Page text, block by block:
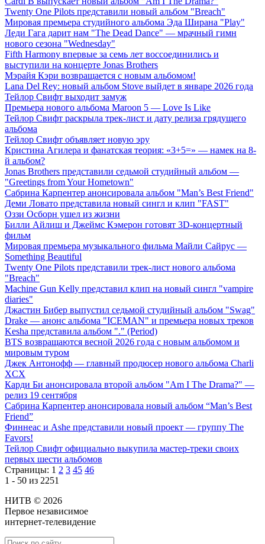
Twenty One Pilots представили новый альбом "Breach"
Мировая премьера студийного альбома Эда Ширана "Play"
Леди Гага дарит нам "The Dead Dance" — мрачный гимн
нового сезона "Wednesday"
Fifth Harmony впервые за семь лет воссоединились и
выступили на концерте Jonas Brothers
Мэрайя Кэри возвращается с новым альбомом!
Lana Del Rey: новый альбом Stove выйдет в январе 2026 года
Тейлор Свифт выходит замуж
Премьера нового альбома Maroon 5 — Love Is Like
Тейлор Свифт раскрыла трек-лист и дату релиза грядущего
альбома
Тейлор Свифт объявляет новую эру
Кристина Агилера и фанатская теория: «3+5=» — намек на 8-
й альбом?
Jonas Brothers представили седьмой студийный альбом —
"Greetings from Your Hometown"
Сабрина Карпентер анонсировала альбом "Man’s Best Friend"
Деми Ловато представила новый сингл и клип "FAST"
Оззи Осборн ушел из жизни
Билли Айлиш и Джеймс Кэмерон готовят 3D-концертный
фильм
Мировая премьера музыкального фильма Майли Сайрус —
Something Beautiful
Twenty One Pilots представили трек-лист нового альбома
"Breach"
Machine Gun Kelly представил клип на новый сингл "vampire
diaries"
Джастин Бибер выпустил седьмой студийный альбом "Swag"
Drake — анонс альбома "ICEMAN" и премьера новых треков
Kesha представила альбом "." (Period)
BTS возвращаются весной 2026 года с новым альбомом и
мировым туром
Джек Антонофф — главный продюсер нового альбома Charli
XCX
Карди Би анонсировала второй альбом "Am I The Drama?" —
релиз 19 сентября
Сабрина Карпентер анонсировала новый альбом “Man’s Best
Friend”
Финнеас и Ashe представили новый проект — группу The
Favors!
Тейлор Свифт официально выкупила мастер-треки своих
первых шести альбомов
Страницы: 1 2 3 45 46
1 - 50 из 2251
НИТВ © 2026
Первое независимое
интернет-телевидение